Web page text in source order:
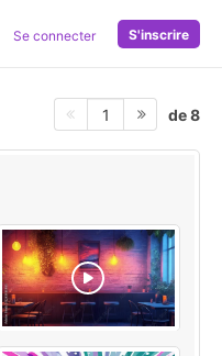
Se connecter S'inscrire
1 de 8